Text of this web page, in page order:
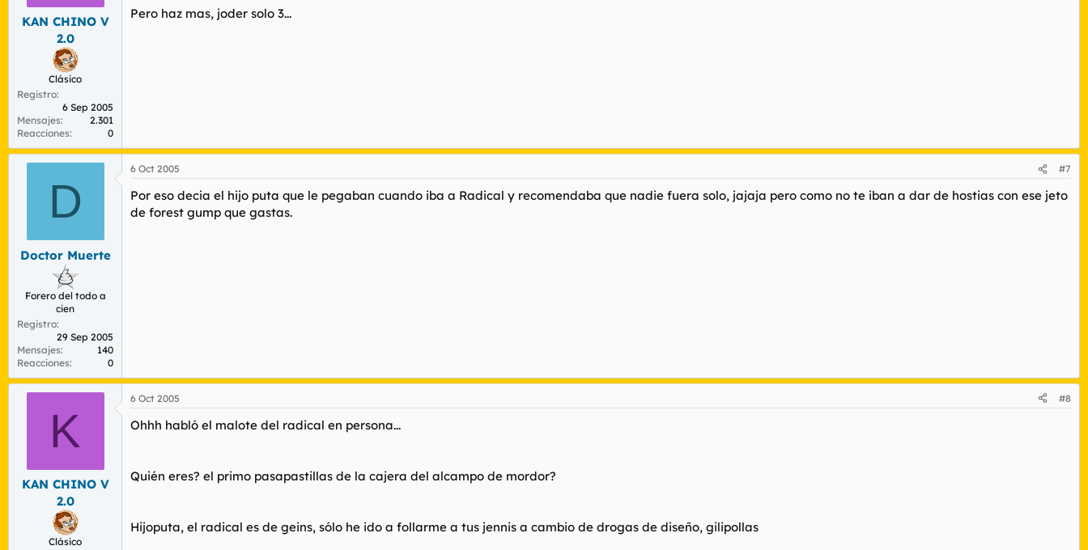
KAN CHINO V
2.0
Clásico
Registro
6 Sep 2005
Mensajes
2.301
Reacciones
0
Pero haz mas, joder solo 3...
D
Doctor Muerte
Forero del todo a
cien
Registro
29 Sep 2005
Mensajes
140
Reacciones
0
6 Oct 2005 #7
Por eso decia el hijo puta que le pegaban cuando iba a Radical y recomendaba que nadie fuera solo, jajaja pero como no te iban a dar de hostias con ese jeto
de forest gump que gastas.
K
KAN CHINO V
2.0
Clásico
6 Oct 2005 #8
Ohhh habló el malote del radical en persona...
Quién eres? el primo pasapastillas de la cajera del alcampo de mordor?
Hijoputa, el radical es de geins, sólo he ido a follarme a tus jennis a cambio de drogas de diseño, gilipollas